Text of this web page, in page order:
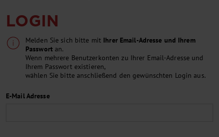
LOGIN
Melden Sie sich bitte mit Ihrer Email-Adresse und Ihrem
Passwortan.
Wenn mehrere Benutzerkonten zu Ihrer Email-Adresse und
Ihrem Passwort existieren,
wählen Sie bitte anschließend den gewünschten Login aus.
E-Mail Adresse